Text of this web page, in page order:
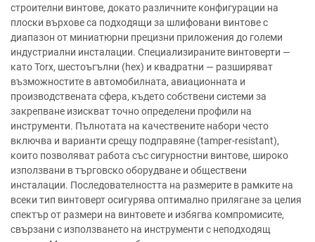
строителни винтове, докато различните конфигурации на
плоски върхове са подходящи за шлифовани винтове с
диапазон от миниатюрни прецизни приложения до големи
индустриални инсталации. Специализираните винтоверти —
като Torx, шестоъгълни (hex) и квадратни — разширяват
възможностите в автомобилната, авиационната и
производствената сфера, където собствени системи за
закрепване изискват точно определени профили на
инструменти. Пълнотата на качествените набори често
включва и варианти срещу подправяне (tamper-resistant),
които позволяват работа със сигурностни винтове, широко
използвани в търговско оборудване и обществени
инсталации. Последователността на размерите в рамките на
всеки тип винтоверт осигурява оптимално прилягане за целия
спектър от размери на винтовете и избягва компромисите,
свързани с използването на инструменти с неподходящ